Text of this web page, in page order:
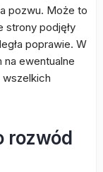
pozwu. Może to
strony podjęły
poprawie. W
ewentualne
wszelkich
rozwód